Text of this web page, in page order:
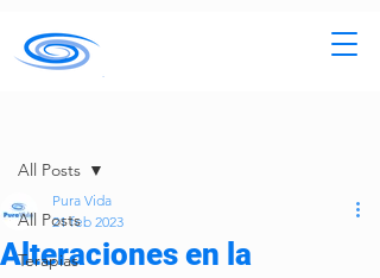
All Posts
Terapias
All Posts
Alteraciones en la
Pura Vida
21 feb 2023